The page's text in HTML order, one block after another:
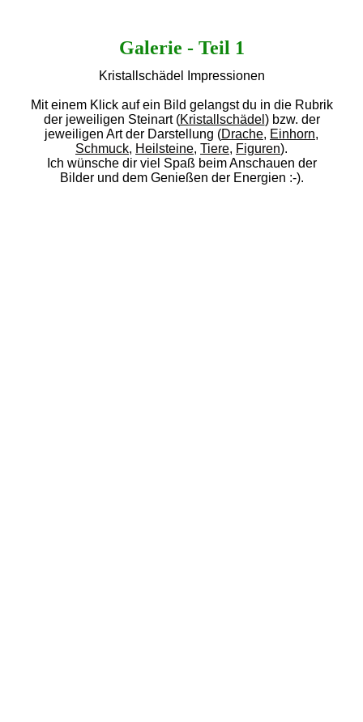
Galerie - Teil 1
Kristallschädel Impressionen
Mit einem Klick auf ein Bild gelangst du in die Rubrik
der jeweiligen Steinart (Kristallschädel ) bzw. der
jeweiligen Art der Darstellung (Drache, Einhorn,
Schmuck, Heilsteine, Tiere, Figuren).
Ich wünsche dir viel Spaß beim Anschauen der
Bilder und dem Genießen der Energien :-).